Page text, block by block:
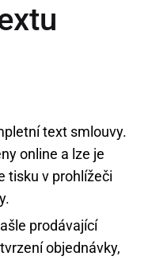
text smlouvy.
online a lze je
tisku v prohlížeči
prodávající
objednávky,